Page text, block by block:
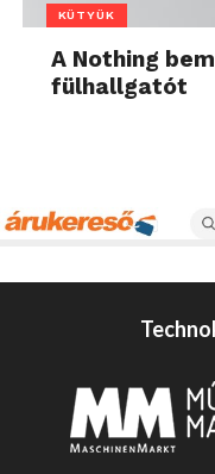
KÜTYÜK
A Nothing
fülhallgatót